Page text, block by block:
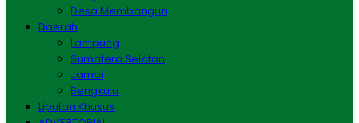
Desa Membangun
Daerah
Lampung
Sumatera Selatan
Jambi
Bengkulu
Liputan Khusus